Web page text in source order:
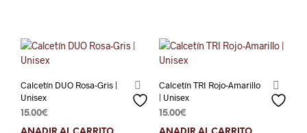
Calcetín DUO Rosa-Gris |
Unisex
15.00€
Calcetín TRI Rojo-Amarillo
| Unisex
15.00€